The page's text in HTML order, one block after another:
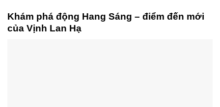
Khám phá động Hang Sáng – điểm đến mới
của Vịnh Lan Hạ